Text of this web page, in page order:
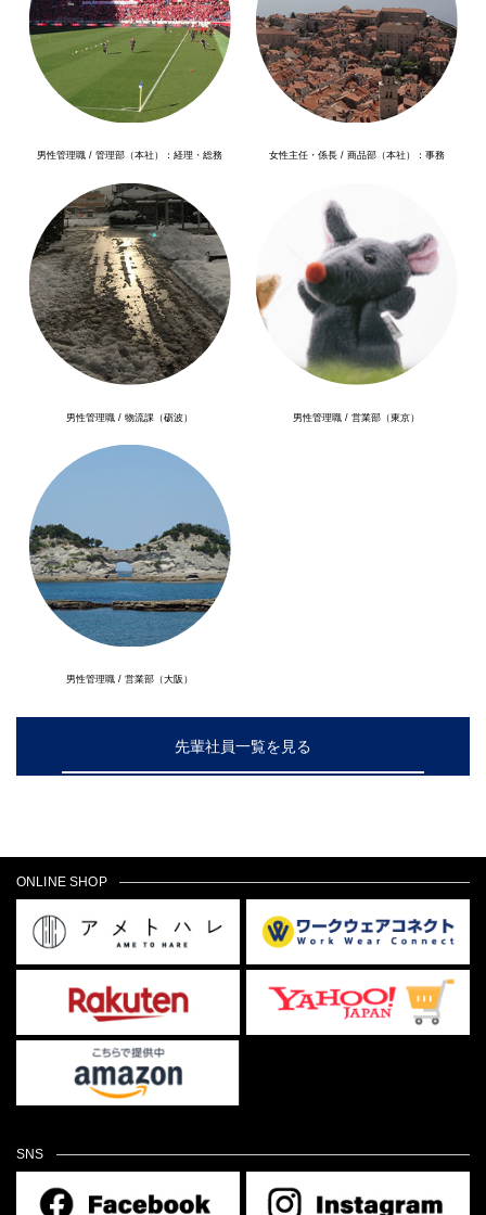
男性管理職 / 管理部（本社）：経理・総務 女性主任・係長 / 商品部（本社）：事務
男性管理職 / 物流課（砺波） 男性管理職 / 営業部（東京）
男性管理職 / 営業部（大阪）
先輩社員一覧を見る
ONLINE SHOP
SNS